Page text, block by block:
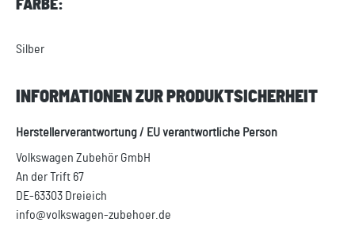
FARBE:
Silber
INFORMATIONEN ZUR PRODUKTSICHERHEIT
Herstellerverantwortung / EU verantwortliche Person
Volkswagen Zubehör GmbH
An der Trift 67
DE-63303 Dreieich
info@volkswagen-zubehoer.de